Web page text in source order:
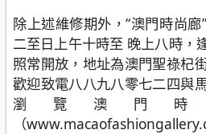
除上述維修期外，“澳門時尚
二至日上午十時至 晚上八時，
照常開放，地址為澳門聖祿杞
歡迎致電八八九八零七二四與
瀏覽澳門時
（